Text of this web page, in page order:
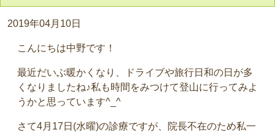
2019年04月10日
こんにちは中野です！
最近だいぶ暖かくなり、ドライブや旅行日和の日が多
くなりましたね♪私も時間をみつけて登山に行ってみよ
うかと思っています^_^
さて4月17日(水曜)の診療ですが、院長不在のため私一